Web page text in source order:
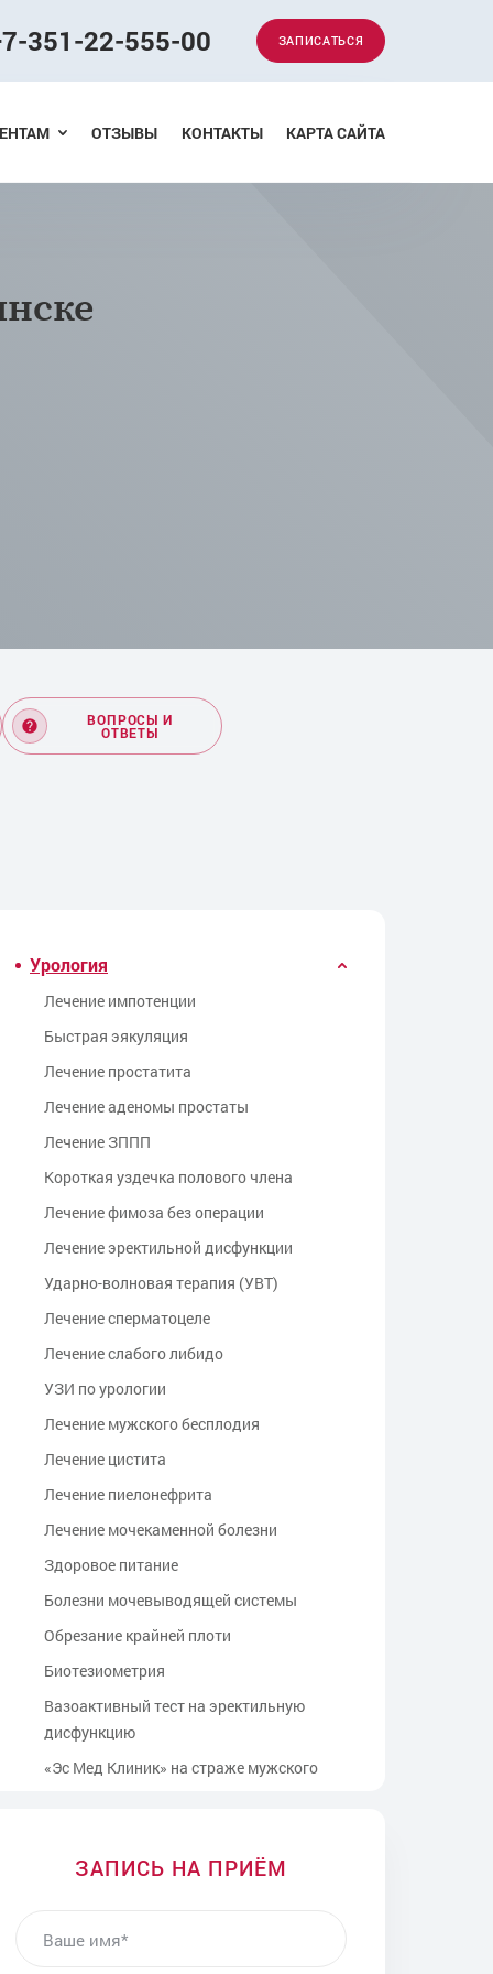
351-22-555-00 ЗАПИСАТЬСЯ
ОТЗЫВЫ КОНТАКТЫ КАРТА САЙТА
ВОПРОСЫ И
ОТВЕТЫ
Урология
Лечение импотенции
Быстрая эякуляция
Лечение простатита
Лечение аденомы простаты
Лечение ЗППП
Kороткая уздечка полового члена
Лечение фимоза без операции
Лечение эректильной дисфункции
Ударно-волновая терапия (УВТ)
Лечение сперматоцеле
Лечение слабого либидо
УЗИ по урологии
Лечение мужского бесплодия
Лечение цистита
Лечение пиелонефрита
Лечение мочекаменной болезни
Здоровое питание
Болезни мочевыводящей системы
Обрезание крайней плоти
Биотезиометрия
Вазоактивный тест на эректильную
дисфункцию
«Эс Мед Клиник» на страже мужского
Воспалительные заболевания
Комплексное уродинамическое
ЗАПИСЬ НА ПРИЁМ